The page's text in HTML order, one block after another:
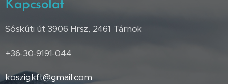
Kapcsolat
Sóskúti út 3906 Hrsz, 2461 Tárnok
+36-30-9191-044
koszigkft@gmail.com